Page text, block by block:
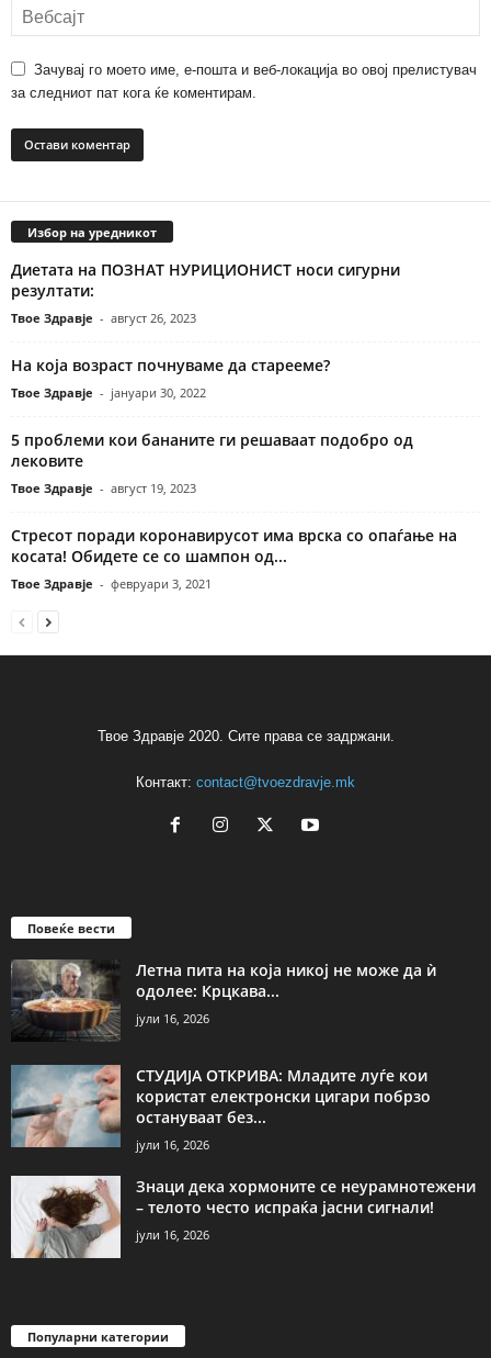
Зачувај го моето име, е-пошта и веб-локација во овој прелистувач
за следниот пат кога ќе коментирам.
Избор на уредникот
Диетата на ПОЗНАТ НУРИЦИОНИСТ носи сигурни
резултати:
Твое Здравје - август 26, 2023
На која возраст почнуваме да старееме?
Твое Здравје - јануари 30, 2022
5 проблеми кои бананите ги решаваат подобро од
лековите
Твое Здравје - август 19, 2023
Стресот поради коронавирусот има врска со опаѓање на
косата! Обидете се со шампон од...
Твое Здравје - февруари 3, 2021
Твое Здравје 2020. Сите права се задржани.
Контакт: contact@tvoezdravje.mk
Повеќе вести
Летна пита на која никој не може да ѝ
одолее: Крцкава...
јули 16, 2026
СТУДИЈА ОТКРИВА: Младите луѓе кои
користат електронски цигари побрзо
остануваат без...
јули 16, 2026
Знаци дека хормоните се неурамнотежени
– телото често испраќа јасни сигнали!
јули 16, 2026
Популарни категории